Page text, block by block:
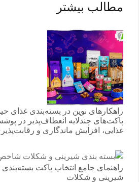
مطالب بیشتر
راهکارهای نوین در بسته‌بندی غذای
پاکت‌های چندلایه انعطاف‌پذیر در
غذایی، افزایش ماندگاری و
راهنمای جامع انتخاب پاکت بسته‌بندی
شیرینی و شکلات